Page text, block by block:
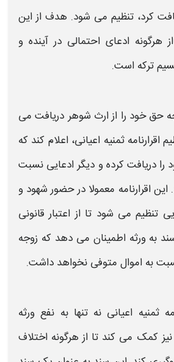
کرد، تنظیم می شود. هدف از این
هرگونه ادعای احتمالی در آینده و
ترکه است.
حق خود را از ارث شوهر دریافت می
اقرارنامه ثمنیه اعیانی، اعلام کند که
دریافت کرده و دیگر ادعایی نسبت
ایناقرارنامه معمولا در حضور شهود و
تنظیم می شود تا از اعتبار قانونی
به ورثه اطمینان می دهد که زوجه
به اموال متوفی نخواهد داشت.
ثمنیه اعیانی نه تنها به نفع ورثه
کمک می کند تا از هرگونه اختلاف